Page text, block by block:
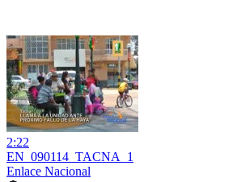
2:22
EN_090114_TACNA_1
Enlace Nacional